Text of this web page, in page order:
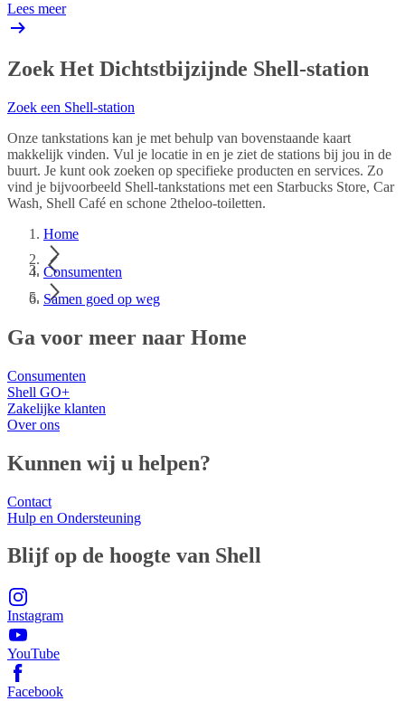
Lees meer
Zoek Het Dichtstbijzijnde Shell-station
Zoek een Shell-station
Onze tankstations kan je met behulp van bovenstaande kaart
makkelijk vinden. Vul je locatie in en je ziet de stations bij jou in de
buurt. Je kunt ook zoeken op specifieke producten en services. Zo
vind je bijvoorbeeld Shell-tankstations met een Starbucks Store, Car
Wash, Shell Café en schone 2theloo-toiletten.
Home
Consumenten
Samen goed op weg
Ga voor meer naar Home
Consumenten
Shell GO+
Zakelijke klanten
Over ons
Kunnen wij u helpen?
Contact
Hulp en Ondersteuning
Blijf op de hoogte van Shell
Instagram
YouTube
Facebook